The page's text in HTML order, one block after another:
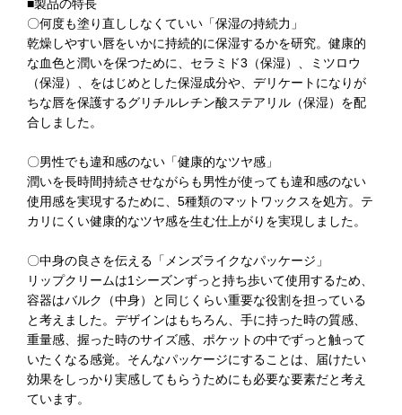
■製品の特長
〇何度も塗り直ししなくていい「保湿の持続力」
乾燥しやすい唇をいかに持続的に保湿するかを研究。健康的
な血色と潤いを保つために、セラミド3（保湿）、ミツロウ
（保湿）、をはじめとした保湿成分や、デリケートになりが
ちな唇を保護するグリチルレチン酸ステアリル（保湿）を配
合しました。
〇男性でも違和感のない「健康的なツヤ感」
潤いを長時間持続させながらも男性が使っても違和感のない
使用感を実現するために、5種類のマットワックスを処方。テ
カリにくい健康的なツヤ感を生む仕上がりを実現しました。
〇中身の良さを伝える「メンズライクなパッケージ」
リップクリームは1シーズンずっと持ち歩いて使用するため、
容器はバルク（中身）と同じくらい重要な役割を担っている
と考えました。デザインはもちろん、手に持った時の質感、
重量感、握った時のサイズ感、ポケットの中でずっと触って
いたくなる感覚。そんなパッケージにすることは、届けたい
効果をしっかり実感してもらうためにも必要な要素だと考え
ています。